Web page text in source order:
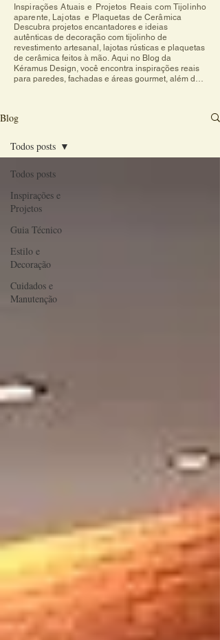
Inspirações Atuais e Projetos Reais com Tijolinho
aparente, Lajotas e Plaquetas de Cerâmica
Descubra projetos encantadores e ideias
autênticas de decoração com tijolinho de
revestimento artesanal, lajotas rústicas e plaquetas
de cerâmica feitos à mão. Aqui no Blog da
Kéramus Design, você encontra inspirações reais
para paredes, fachadas e áreas gourmet, além de
transforma qualquer ambiente em um espaço
Blog
Todos posts
Inspirações e
Projetos
Guia Técnico
Estilo e
Decoração
Cuidados e
Manutenção
Todos posts